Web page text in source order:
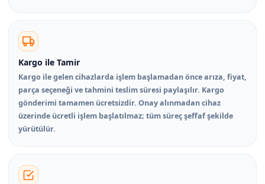
Kargo ile Tamir
Kargo ile gelen cihazlarda işlem başlamadan önce arıza, fiyat,
parça seçeneği ve tahmini teslim süresi paylaşılır. Kargo
gönderimi tamamen ücretsizdir. Onay alınmadan cihaz
üzerinde ücretli işlem başlatılmaz; tüm süreç şeffaf şekilde
yürütülür.